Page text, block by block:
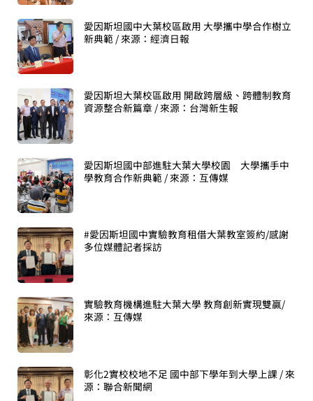
愛因斯坦國中大葉校區啟用 大學攜中學合作樹立
新典範 / 來源：經濟日報
愛因斯坦大葉校區啟用 開啟跨層級、跨體制教育
資源整合新篇章 / 來源：台灣新生報
愛因斯坦國中部進駐大葉大學校園 大學攜手中
學教育合作新典範 / 來源：互傳媒
#愛因斯坦國中實驗教育租借大葉教室簽約/感謝
多位媒體記者採訪
實驗教育機構進駐大葉大學 教育創新實現雙贏/
來源：互傳媒
彰化2實校校地不足 國中部下學年到大學上課 / 來
源：聯合新聞網